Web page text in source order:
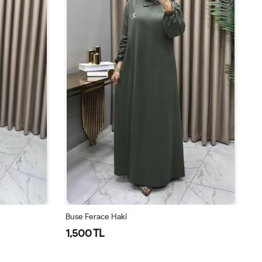
Buse Ferace Haki
1,500 TL